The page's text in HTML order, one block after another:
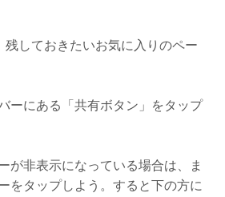
残しておきたいお気に入りのペー
ーにある「共有ボタン」をタップ
が非表示になっている場合は、ま
をタップしよう。すると下の方に